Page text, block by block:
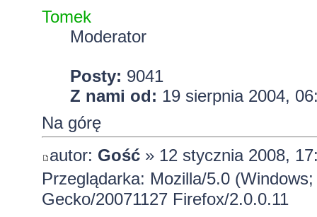
Tomek
Moderator
Posty: 9041
Z nami od: 19 sierpnia 2004,
Na górę
autor: Gość» 12 stycznia 2008,
Przeglądarka: Mozilla/5.0
Gecko/20071127 Firefox/2.0.0.11